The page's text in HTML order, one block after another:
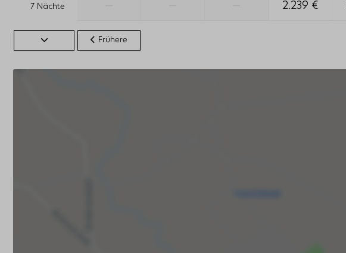
7 Nächte 2.239 €
Frühere